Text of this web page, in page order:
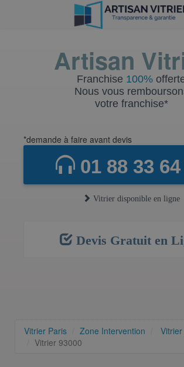
Artisan
Franchise 100%
Nous vous
votre franchise*
*demande à faire avant devis
01 88 33
Vitrier disponible en ligne
Devis Gratuit en
Vitrier Paris Zone Intervention
Vitrier 93000